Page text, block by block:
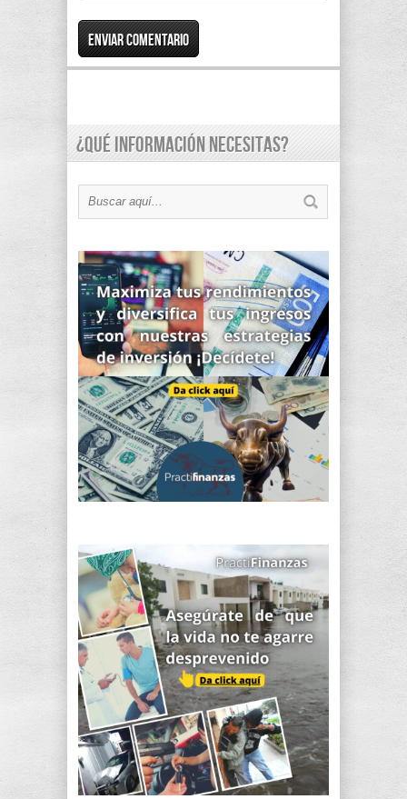
¿Qué información necesitas?